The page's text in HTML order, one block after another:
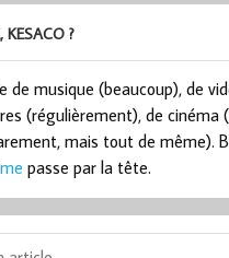
KESACO ?
de musique (beaucoup), de
(régulièrement), de cinéma
mais tout de même).
me passe par la tête.